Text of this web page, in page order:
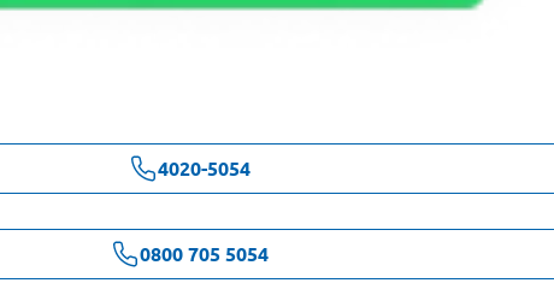
4020-5054
0800 705 5054